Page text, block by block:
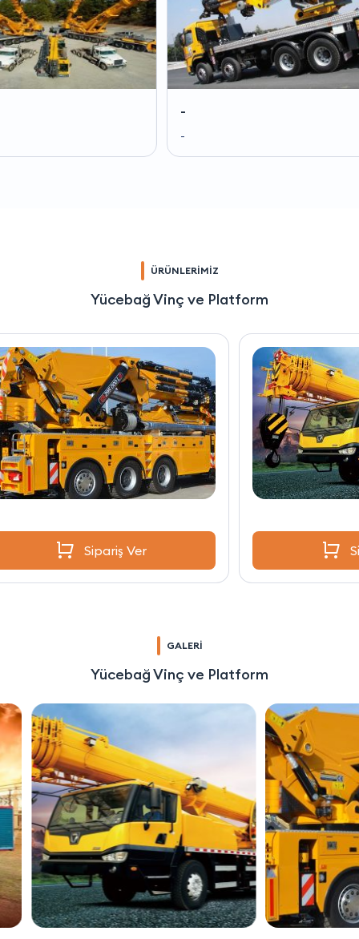
ÜRÜNLERİMİZ
Yücebağ Vinç ve Platform
GALERİ
Yücebağ Vinç ve Platform